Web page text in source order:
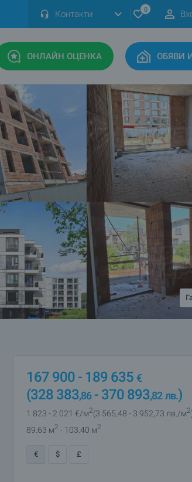
Контакти 0
ОНЛАЙН ОЦЕНКА ОБЯВИ
167 900 - 189 635 €
(328 383,86 - 370 893,82 лв.)
1 823 - 2 021 €/м2(3 565 ,48 - 3 952 ,73 лв./м2
89.63 м2 - 103.40 м2
€ $ £